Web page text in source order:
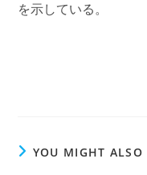
を示している。
YOU MIGHT ALSO